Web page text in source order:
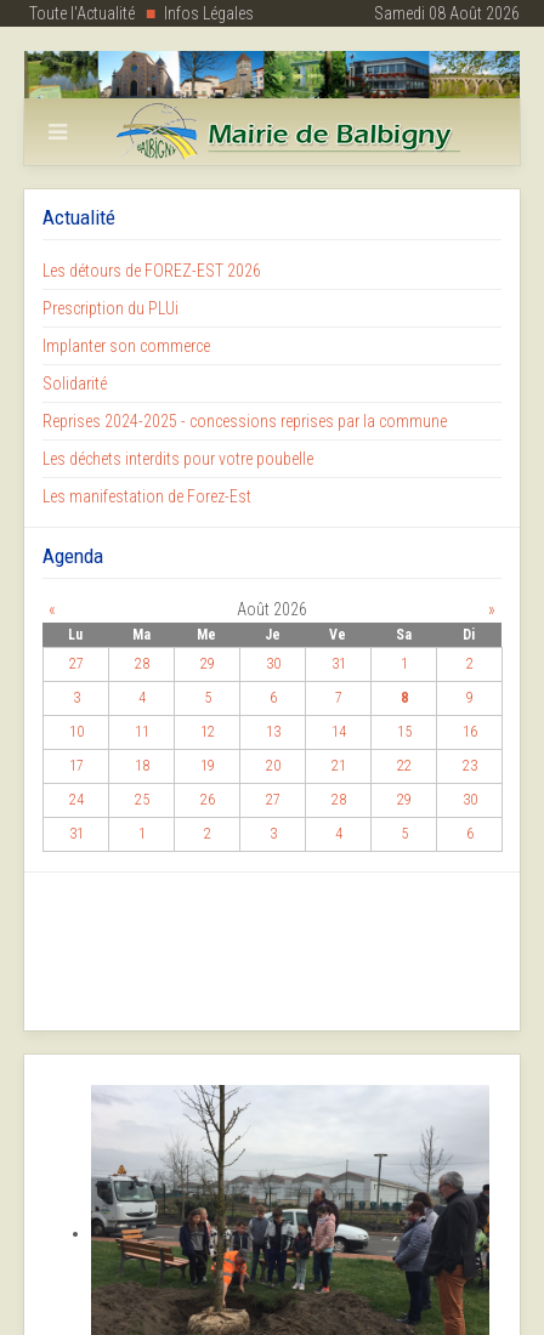
Toute l'Actualité Infos Légales Samedi 08 Août 2026
Actualité
Les détours de FOREZ-EST 2026
Prescription du PLUi
Implanter son commerce
Solidarité
Reprises 2024-2025 - concessions reprises par la commune
Les déchets interdits pour votre poubelle
Les manifestation de Forez-Est
Agenda
« Août 2026 »
Lu Ma Me Je Ve Sa
Di
27
28 29 30 31 1
2
3
4 5 6 7 8
9
10
11 12 13 14 15
16
17
18 19 20 21 22
23
24
25 26 27 28 29
30
31
1 2 3 4 5 6